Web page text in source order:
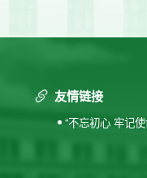
友情链接
“不忘初心 牢记